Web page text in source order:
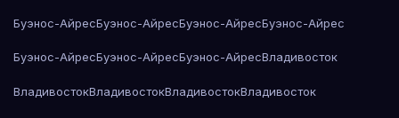
Буэнос-АйресБуэнос-АйресБуэнос-АйресБуэнос-Айрес
Буэнос-АйресБуэнос-АйресБуэнос-АйресВладивосток
ВладивостокВладивостокВладивостокВладивосток